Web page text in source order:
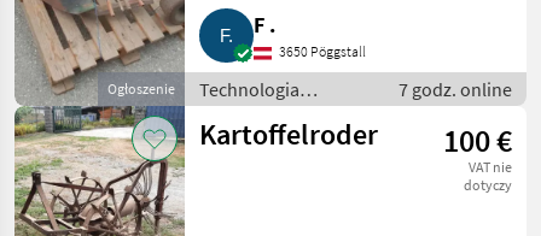
Ogłoszenie
F .
3650 Pöggstall
Technologia
ziemniaczana / Inne
rozwiązania
7 godz. online
Kartoffelroder 100 €
VAT nie
dotyczy